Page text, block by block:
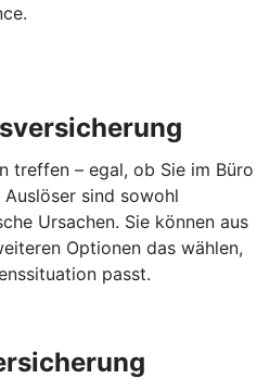
treffen – egal, ob Sie im Büro
sind sowohl
Ursachen. Sie können aus
Optionen das wählen,
passt.